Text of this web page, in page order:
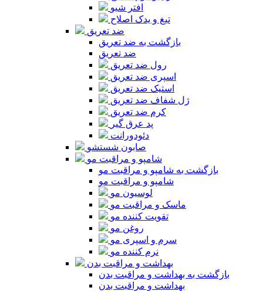
افتر شیو
تیغ و یدک اصلاح
ضد تعریق
بازگشت به ضد تعریق
ضد تعریق
رول ضد تعریق
اسپری ضد تعریق
استیک ضد تعریق
ژل شفاف ضد تعریق
کرم ضد تعریق
پد عرق گیر
دئودورانت
صابون شستشو
شامپو و مراقبت مو
بازگشت به شامپو و مراقبت مو
شامپو و مراقبت مو
لوسیون مو
ماسک و مراقبت مو
تقویت کننده مو
روغن مو
سرم و اسپری مو
نرم کننده مو
بهداشت و مراقبت بدن
بازگشت به بهداشت و مراقبت بدن
بهداشت و مراقبت بدن